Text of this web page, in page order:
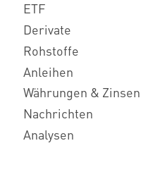
ETF
Derivate
Rohstoffe
Anleihen
Währungen & Zinsen
Nachrichten
Analysen